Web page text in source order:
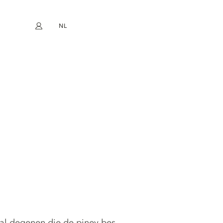
Mijn account
NL